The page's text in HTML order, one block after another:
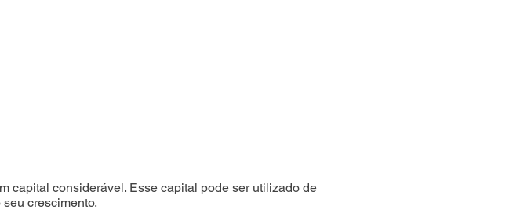
capital considerável. Esse capital pode ser utilizado de
crescimento.